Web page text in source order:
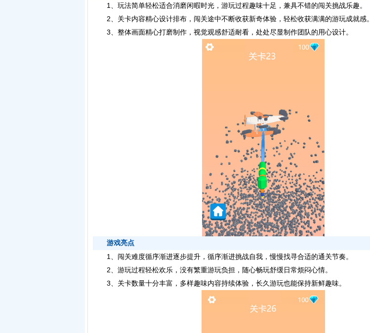
1、玩法简单轻松适合消磨闲暇时光，游玩过程趣味十足，兼具不错的闯关挑战乐趣。
2、关卡内容精心设计排布，闯关途中不断收获新奇体验，轻松收获满满的游玩成就感。
3、整体画面精心打磨制作，视觉观感舒适耐看，处处尽显制作团队的用心设计。
游戏亮点
1、闯关难度循序渐进逐步提升，循序渐进挑战自我，慢慢找寻合适的通关节奏。
2、游玩过程轻松欢乐，没有繁重游玩负担，随心畅玩舒缓日常烦闷心情。
3、关卡数量十分丰富，多样趣味内容持续体验，长久游玩也能保持新鲜趣味。